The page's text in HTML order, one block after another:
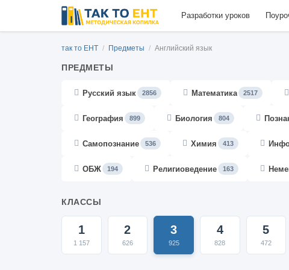
Разработки уроков
так то ЕНТ / Предметы / Английский язык
ПРЕДМЕТЫ
Русский язык 2856 Математика 2517
География 899 Биология 804
Самопознание 536 Химия 413
ОБЖ 194 Религиоведение 163
КЛАССЫ
1
1 157
2
626
3
925
4
828
5
472